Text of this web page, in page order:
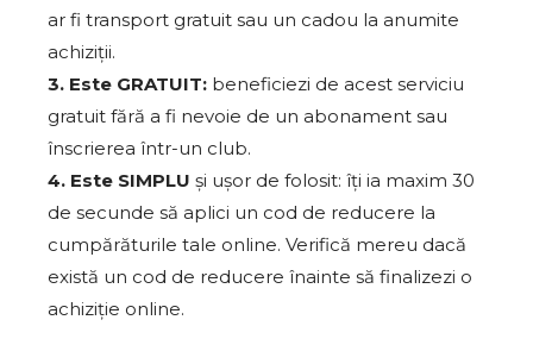
ar fi transport gratuit sau un cadou la anumite
achiziții.
3. Este GRATUIT: beneficiezi de acest serviciu
gratuit fără a fi nevoie de un abonament sau
înscrierea într-un club.
4. Este SIMPLU și ușor de folosit: îți ia maxim 30
de secunde să aplici un cod de reducere la
cumpărăturile tale online. Verifică mereu dacă
există un cod de reducere înainte să finalizezi o
achiziție online.